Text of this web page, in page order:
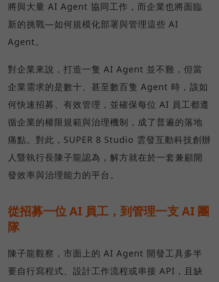
將與大量 AI Agent 協同工作，而企業也將面臨
新的挑戰—如何規模化部署與管理這些 AI
Agent。
對企業來說，打造一隻 AI Agent 並不難，但當
企業需求的是數十、甚至數百隻 Agent 時，該如
何快速招募、有效管理，並確保每位 AI 員工都遵
循企業的權限規範與治理機制，成了普遍的落地
痛點。對此，SUPER 8 Studio 雲發互動科技創辦
人暨執行長陳子龍認為，解方就在於一套兼顧開
發效率與治理能力的平台。
從招募一位 AI 員工，到管理一支 AI 團
隊
陳子龍觀察，市面上的 AI Agent 開發工具多半
要自行寫程式、設計工作流程或串接 API，且缺